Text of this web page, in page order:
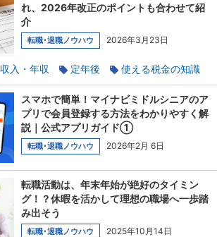
れ、2026年改正のポイントも合わせて紹
介
転職･退職ノウハウ 2026年3月23日
収入・年収 定年後
使える税金の知識
スマホで簡単！マイナビミドルシニアのア
プリで会員登録する方法をわかりやすく解
説｜公式アプリガイド①
転職･退職ノウハウ 2026年2月 6日
転職活動は、年末年始が絶好のタイミン
グ！？休暇を活かして理想の職場へ一歩踏
み出そう
転職･退職ノウハウ 2025年10月14日